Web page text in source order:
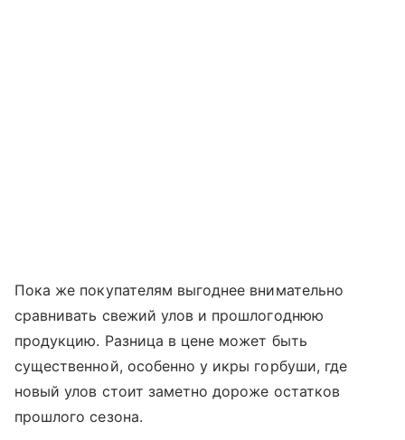
Пока же покупателям выгоднее внимательно
сравнивать свежий улов и прошлогоднюю
продукцию. Разница в цене может быть
существенной, особенно у икры горбуши, где
новый улов стоит заметно дороже остатков
прошлого сезона.